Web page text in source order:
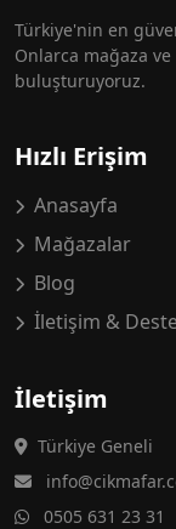
Türkiye'nin en
Onlarca mağaza
buluşturuyoruz.
Hızlı Erişim
Anasayfa
Mağazalar
Blog
İletişim &
İletişim
Türkiye Geneli
0505 631 23 31